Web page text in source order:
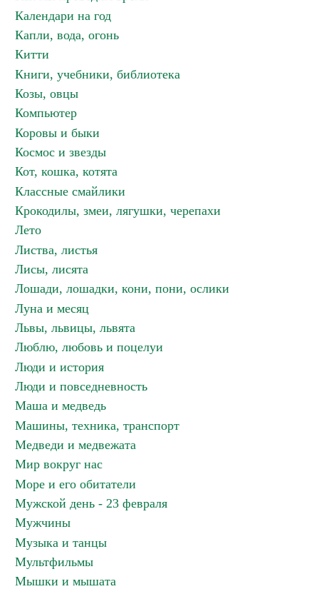
Календари на год
Капли, вода, огонь
Китти
Книги, учебники, библиотека
Козы, овцы
Компьютер
Коровы и быки
Космос и звезды
Кот, кошка, котята
Классные смайлики
Крокодилы, змеи, лягушки, черепахи
Лето
Листва, листья
Лисы, лисята
Лошади, лошадки, кони, пони, ослики
Луна и месяц
Львы, львицы, львята
Люблю, любовь и поцелуи
Люди и история
Люди и повседневность
Маша и медведь
Машины, техника, транспорт
Медведи и медвежата
Мир вокруг нас
Море и его обитатели
Мужской день - 23 февраля
Мужчины
Музыка и танцы
Мультфильмы
Мышки и мышата